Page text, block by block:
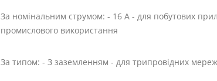
За номінальним струмом: - 16 А - для побутових
промислового використання
За типом: - З заземленням - для трипровідних